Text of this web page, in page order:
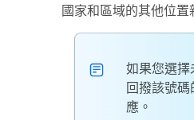
國家和區域的其他位置
如果您選擇
回撥該號
應。